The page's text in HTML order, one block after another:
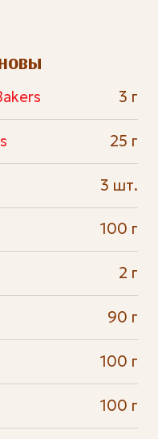
3 г
25 г
3 шт.
100 г
2 г
90 г
100 г
100 г